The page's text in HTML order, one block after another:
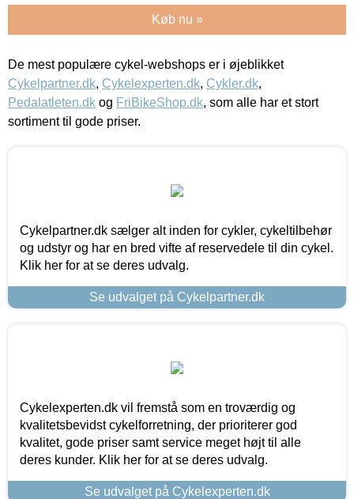
Køb nu »
De mest populære cykel-webshops er i øjeblikket
Cykelpartner.dk, Cykelexperten.dk, Cykler.dk,
Pedalatleten.dk og FriBikeShop.dk, som alle har et stort
sortiment til gode priser.
Cykelpartner.dk sælger alt inden for cykler, cykeltilbehør
og udstyr og har en bred vifte af reservedele til din cykel.
Klik her for at se deres udvalg.
Se udvalget på Cykelpartner.dk
Cykelexperten.dk vil fremstå som en troværdig og
kvalitetsbevidst cykelforretning, der prioriterer god
kvalitet, gode priser samt service meget højt til alle
deres kunder. Klik her for at se deres udvalg.
Se udvalget på Cykelexperten.dk